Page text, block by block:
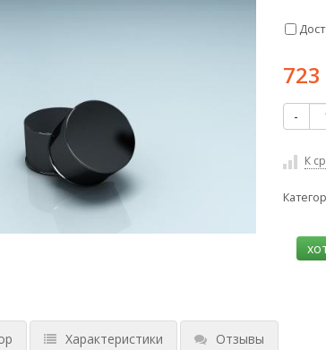
723
-
К
Характеристики Отзывы